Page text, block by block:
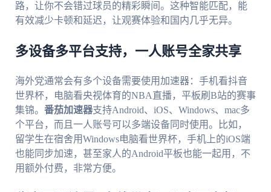
路，让你不会错过球员的精彩瞬间。这种智能匹配，能
有效减少卡顿和延迟，让观赛体验和国内几乎无异。
多设备多平台支持，一人账号全家共享
海外党通常会有多个设备需要使用加速器：手机看抖音
世界杯，电脑看央视体育的NBA直播，平板刷B站的赛事
集锦。 番茄加速器支持Android、iOS、Windows、mac多
个平台，而且一人账号可以多端设备同时使用。比如，
留学生在宿舍用Windows电脑看世界杯，手机上的iOS端
也能同步加速，甚至家人的Android平板也能一起用，不
用额外付费，非常方便。